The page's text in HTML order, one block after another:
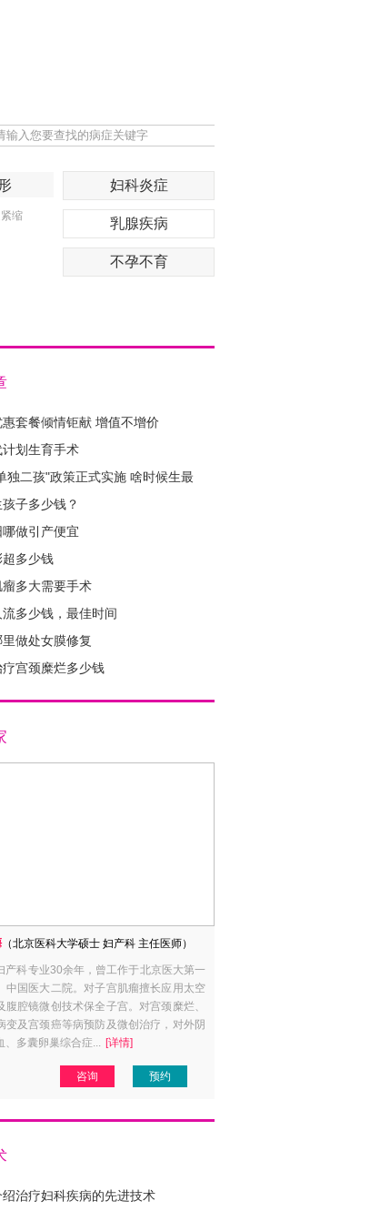
缩
妇科炎症
乳腺疾病
不孕不育
惠套餐倾情钜献 增值不增价
计划生育手术
独二孩"政策正式实施 啥时候生最
子多少钱？
做引产便宜
超多少钱
多大需要手术
多少钱，最佳时间
做处女膜修复
宫颈糜烂多少钱
（北京医科大学硕士 妇产科 主任医师）
产科专业30余年，曾工作于北京医大第一
中国医大二院。对子宫肌瘤擅长应用太空
腹腔镜微创技术保全子宫。对宫颈糜烂、
变及宫颈癌等病预防及微创治疗，对外阴
、多囊卵巢综合症... [详情]
预约
咨询
绍治疗妇科疾病的先进技术